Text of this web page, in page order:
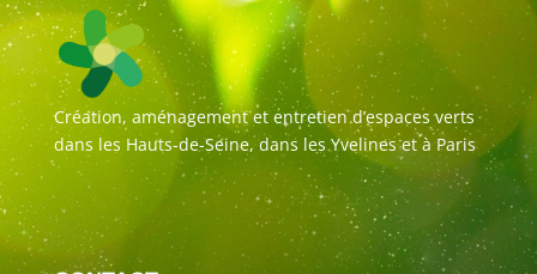
Création, aménagement et entretien d’espaces verts
dans les Hauts-de-Seine, dans les Yvelines et à Paris